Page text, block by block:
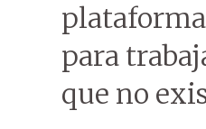
para
que no